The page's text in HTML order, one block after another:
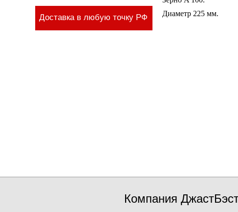
Доставка в любую точку РФ
Диаметр 225 мм.
Компания